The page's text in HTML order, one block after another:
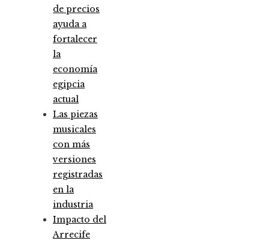
de precios
ayuda a
fortalecer
la
economía
egipcia
actual
Las piezas
musicales
con más
versiones
registradas
en la
industria
Impacto del
Arrecife